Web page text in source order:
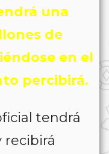
una
de
en el
percibirá.
tendrá
recibirá